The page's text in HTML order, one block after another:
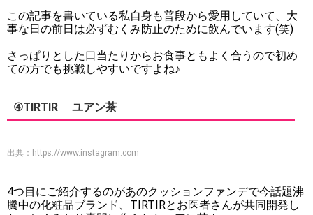
この記事を書いている私自身も普段から愛用していて、大
事な日の前日は必ずむくみ防止のために飲んでいます(笑)
さっぱりとした口当たりからお食事ともよく合うので初め
ての方でも挑戦しやすいですよね♪
④TIRTIR ユアン茶
出典： https://www.instagram.com
4つ目にご紹介するのがあのクッションファンデで今話題沸
騰中の化粧品ブランド、TIRTIRとお医者さんが共同開発し